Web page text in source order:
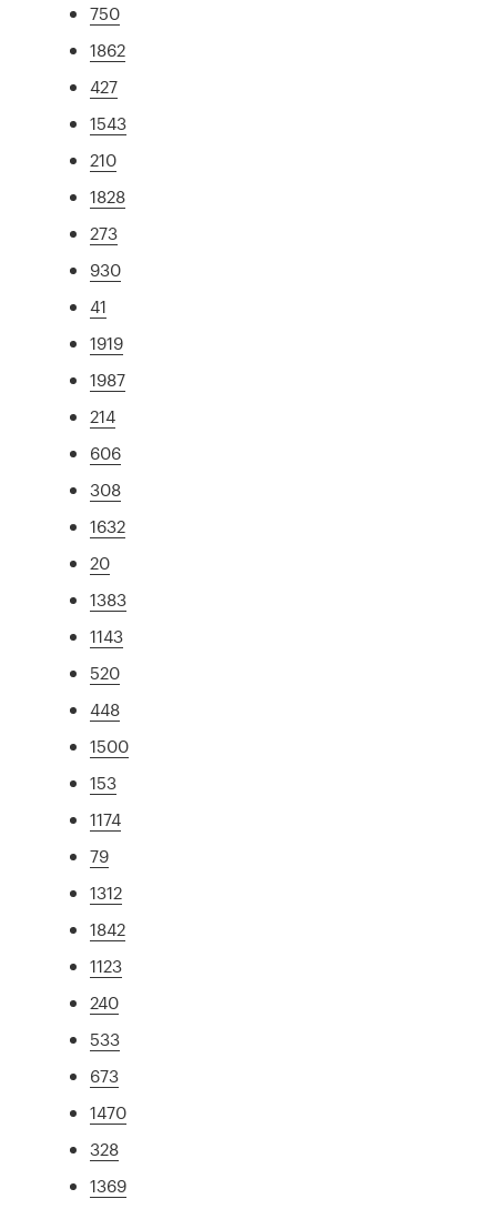
750
1862
427
1543
210
1828
273
930
41
1919
1987
214
606
308
1632
20
1383
1143
520
448
1500
153
1174
79
1312
1842
1123
240
533
673
1470
328
1369